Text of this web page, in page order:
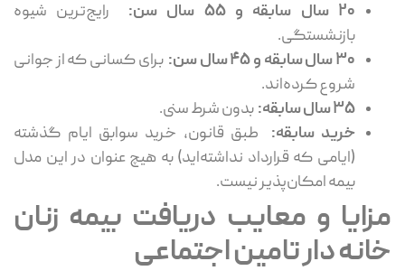
۲۰ سال سابقه و۵۵ سال سن: رایج‌ترین شیوه
بازنشستگی.
۳۰سال سابقه و۴۵سال سن: برای کسانی که از جوانی
شروع کرده‌اند.
۳۵سال سابقه: بدون شرط سنی.
خرید سابقه: طبق قانون، خرید سوابق ایام گذشته
(ایامی که قرارداد نداشته‌اید) به هیچ عنوان در این مدل
بیمه امکان‌پذیر نیست.
مزایا و معایب دریافت بیمه زنان
خانه دار تامین اجتماعی